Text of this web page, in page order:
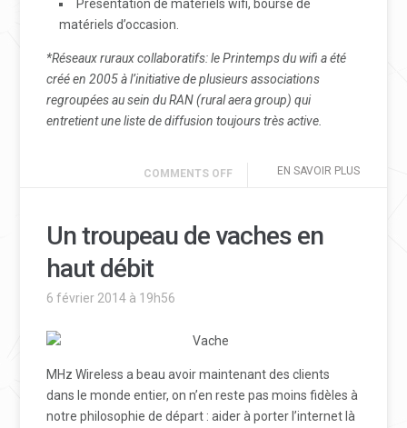
Présentation de matériels wifi, bourse de
matériels d’occasion.
*Réseaux ruraux collaboratifs: le Printemps du wifi a été
créé en 2005 à l’initiative de plusieurs associations
regroupées au sein du RAN (rural aera group) qui
entretient une liste de diffusion toujours très active.
EN SAVOIR PLUS
COMMENTS OFF
Un troupeau de vaches en
haut débit
6 février 2014 à 19h56
MHz Wireless a beau avoir maintenant des clients
dans le monde entier, on n’en reste pas moins fidèles à
notre philosophie de départ : aider à porter l’internet là